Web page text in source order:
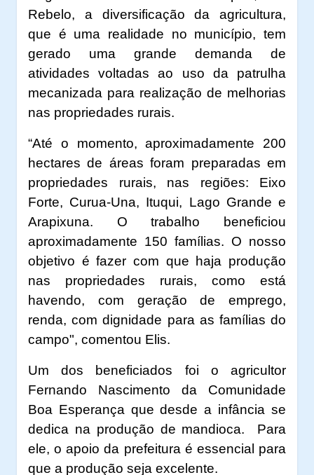
Rebelo, a diversificação da agricultura,
que é uma realidade no município, tem
gerado uma grande demanda de
atividades voltadas ao uso da patrulha
mecanizada para realização de melhorias
nas propriedades rurais.
“Até o momento, aproximadamente 200
hectares de áreas foram preparadas em
propriedades rurais, nas regiões: Eixo
Forte, Curua-Una, Ituqui, Lago Grande e
Arapixuna. O trabalho beneficiou
aproximadamente 150 famílias. O nosso
objetivo é fazer com que haja produção
nas propriedades rurais, como está
havendo, com geração de emprego,
renda, com dignidade para as famílias do
campo", comentou Elis.
Um dos beneficiados foi o agricultor
Fernando Nascimento da Comunidade
Boa Esperança que desde a infância se
dedica na produção de mandioca.
Para
ele, o apoio da prefeitura é essencial para
que a produção seja excelente.